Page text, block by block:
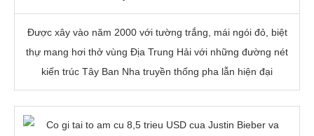
Được xây vào năm 2000 với tường trắng, mái ngói đỏ, biệt
thự mang hơi thở vùng Địa Trung Hải với những đường nét
kiến trúc Tây Ban Nha truyền thống pha lẫn hiện đại